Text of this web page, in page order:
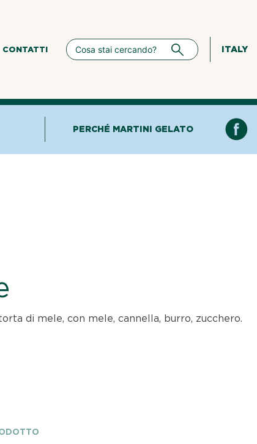
CONTATTI ITALY
PERCHÉ MARTINI GELATO
di mele, con mele, cannella, burro, zucchero.